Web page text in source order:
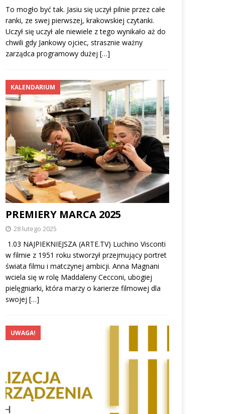
To mogło być tak. Jasiu się uczył pilnie przez całe
ranki, ze swej pierwszej, krakowskiej czytanki.
Uczył się uczył ale niewiele z tego wynikało aż do
chwili gdy Jankowy ojciec, strasznie ważny
zarządca programowy dużej […]
KALENDARIUM
PREMIERY MARCA 2025
28 lutego 2025
1.03 NAJPIEKNIEJSZA (ARTE.TV) Luchino Visconti
w filmie z 1951 roku stworzył przejmujący portret
świata filmu i matczynej ambicji. Anna Magnani
wciela się w rolę Maddaleny Cecconi, ubogiej
pielęgniarki, która marzy o karierze filmowej dla
swojej […]
UWAGA!